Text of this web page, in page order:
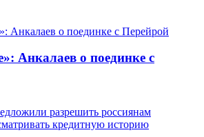
Анкалаев о поединке с